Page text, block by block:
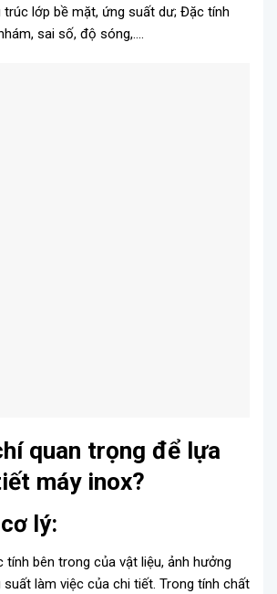
lớp bề mặt, ứng suất dư; Đặc tính
sai số, độ sóng,….
quan trọng để lựa
máy inox?
lý:
tính bên trong của vật liệu, ảnh hưởng
làm việc của chi tiết. Trong tính chất